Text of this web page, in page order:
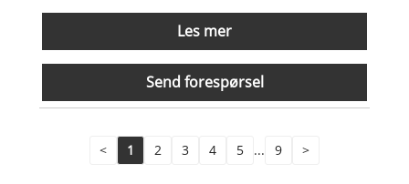
Les mer
Send forespørsel
< 1 2 3 4 5 ... 9 >